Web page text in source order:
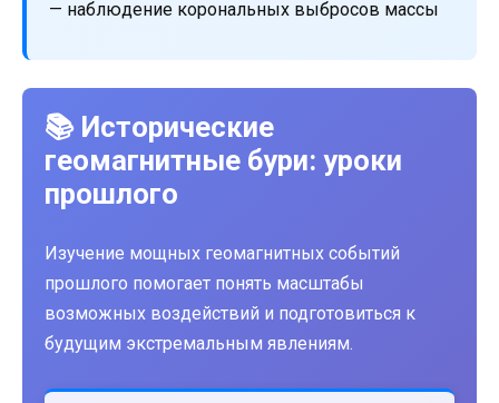
— наблюдение корональных выбросов массы
📚 Исторические
геомагнитные бури: уроки
прошлого
Изучение мощных геомагнитных событий
прошлого помогает понять масштабы
возможных воздействий и подготовиться к
будущим экстремальным явлениям.